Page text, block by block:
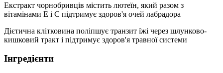
Екстракт чорнобривців містить лютеїн, який разом з
вітамінами E і С підтримує здоров'я очей лабрадора
Дієтична клітковина поліпшує транзит їжі через шлунково-
кишковий тракт і підтримує здоров'я травної системи
Інгредієнти